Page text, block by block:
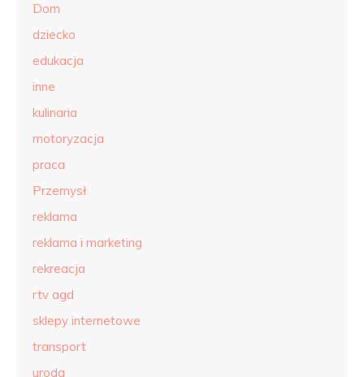
Dom
dziecko
edukacja
inne
kulinaria
motoryzacja
praca
Przemysł
reklama
reklama i marketing
rekreacja
rtv agd
sklepy internetowe
transport
uroda